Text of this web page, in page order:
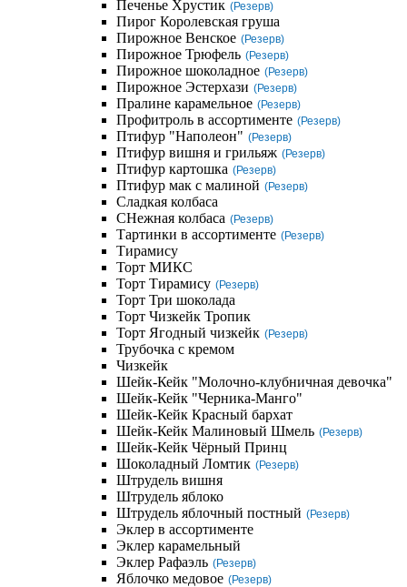
Печенье Хрустик (Резерв)
Пирог Королевская груша
Пирожное Венское (Резерв)
Пирожное Трюфель (Резерв)
Пирожное шоколадное (Резерв)
Пирожное Эстерхази (Резерв)
Пралине карамельное (Резерв)
Профитроль в ассортименте (Резерв)
Птифур "Наполеон" (Резерв)
Птифур вишня и грильяж (Резерв)
Птифур картошка (Резерв)
Птифур мак с малиной (Резерв)
Сладкая колбаса
СНежная колбаса (Резерв)
Тартинки в ассортименте (Резерв)
Тирамису
Торт МИКС
Торт Тирамису (Резерв)
Торт Три шоколада
Торт Чизкейк Тропик
Торт Ягодный чизкейк (Резерв)
Трубочка с кремом
Чизкейк
Шейк-Кейк "Молочно-клубничная девочка"
Шейк-Кейк "Черника-Манго"
Шейк-Кейк Красный бархат
Шейк-Кейк Малиновый Шмель (Резерв)
Шейк-Кейк Чёрный Принц
Шоколадный Ломтик (Резерв)
Штрудель вишня
Штрудель яблоко
Штрудель яблочный постный (Резерв)
Эклер в ассортименте
Эклер карамельный
Эклер Рафаэль (Резерв)
Яблочко медовое (Резерв)